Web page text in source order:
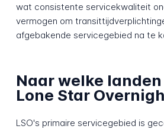
wat consistente servicekwaliteit
vermogen om
afgebakende servicegebied na te
Naar welke
Lone Star
LSO's primaire servicegebied is